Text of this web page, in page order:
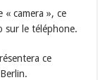
« camera », ce
sur le téléphone.
ce